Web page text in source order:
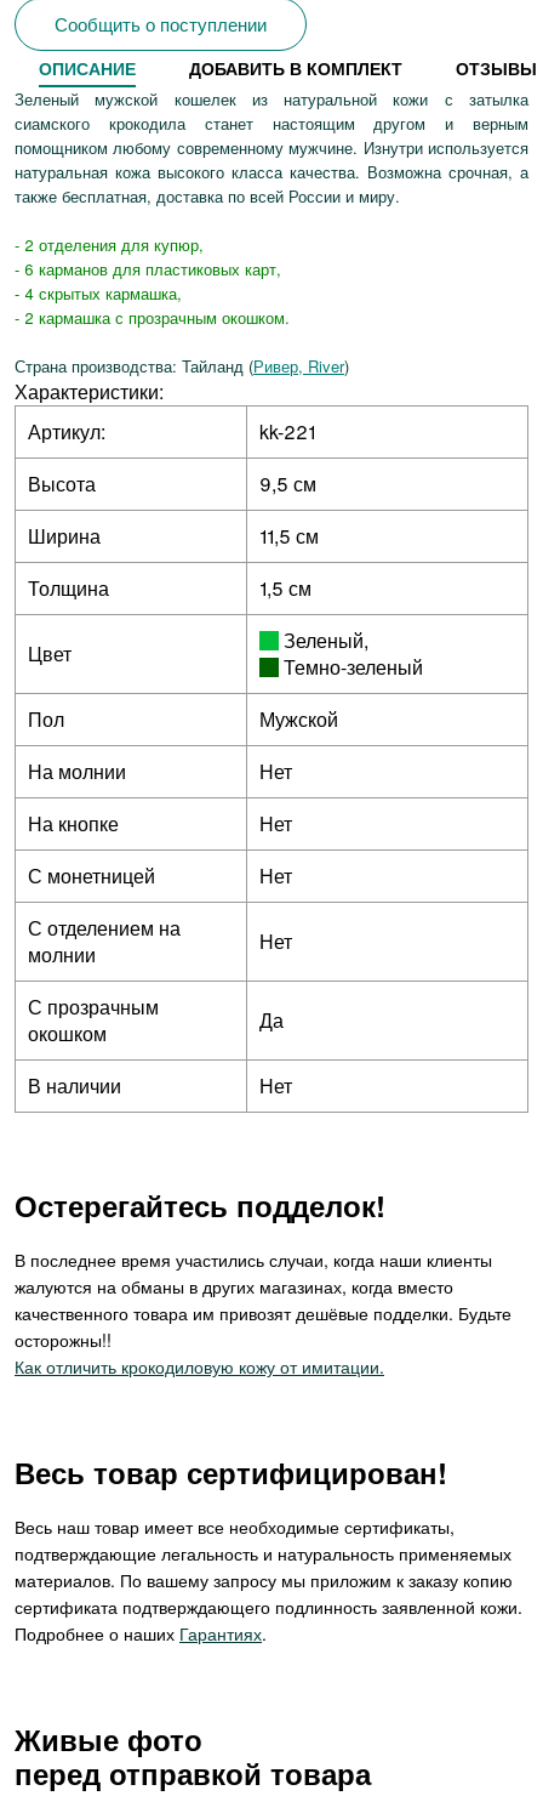
Сообщить о поступлении
ОПИСАНИЕ ДОБАВИТЬ В КОМПЛЕКТ ОТЗЫВЫ
Зеленый мужской кошелек из натуральной кожи с затылка
сиамского крокодила станет настоящим другом и верным
помощником любому современному мужчине. Изнутри используется
натуральная кожа высокого класса качества. Возможна срочная, а
также бесплатная, доставка по всей России и миру.
- 2 отделения для купюр,
- 6 карманов для пластиковых карт,
- 4 скрытых кармашка,
- 2 кармашка с прозрачным окошком.
Страна производства: Тайланд (Ривер, River)
Характеристики:
Артикул:
kk-221
Высота
9,5 см
Ширина
11,5 см
Толщина
1,5 см
Цвет Зеленый,
Темно-зеленый
Пол
Мужской
На молнии
Нет
На кнопке
Нет
С монетницей
Нет
С отделением на
молнии
Нет
С прозрачным
окошком
Да
В наличии Нет
Остерегайтесь подделок!
В последнее время участились случаи, когда наши клиенты
жалуются на обманы в других магазинах, когда вместо
качественного товара им привозят дешёвые подделки. Будьте
осторожны!!
Как отличить крокодиловую кожу от имитации.
Весь товар сертифицирован!
Весь наш товар имеет все необходимые сертификаты,
подтверждающие легальность и натуральность применяемых
материалов. По вашему запросу мы приложим к заказу копию
сертификата подтверждающего подлинность заявленной кожи.
Подробнее о наших Гарантиях.
Живые фото
перед отправкой товара